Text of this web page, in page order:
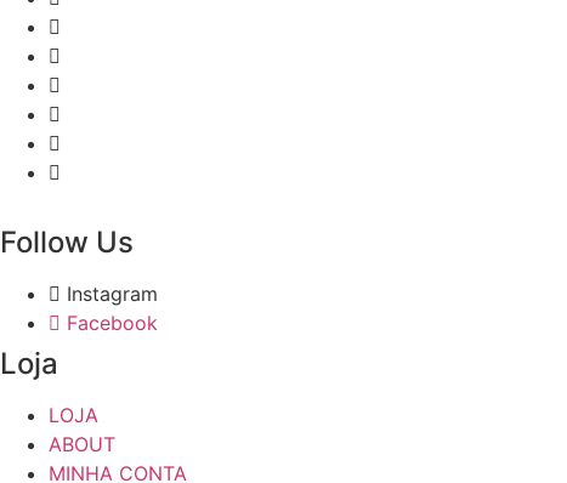
Follow Us
Instagram
Facebook
Loja
LOJA
ABOUT
MINHA CONTA